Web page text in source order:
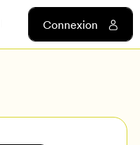
Connexion